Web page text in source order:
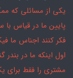
یکی از مسائلی که
پایین ما در قیاس
فکر کنند اجناس ما
اول اینکه ما در بندر
مشتری را فقط برای